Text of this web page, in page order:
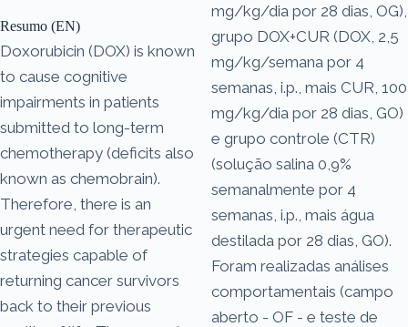
Resumo (EN)
Doxorubicin (DOX) is known
to cause cognitive
impairments in patients
submitted to long-term
chemotherapy (deficits also
known as chemobrain).
Therefore, there is an
urgent need for therapeutic
strategies capable of
returning cancer survivors
back to their previous
mg/kg/dia por 28 dias, OG),
grupo DOX+CUR (DOX, 2,5
mg/kg/semana por 4
semanas, i.p., mais CUR, 100
mg/kg/dia por 28 dias, GO)
e grupo controle (CTR)
(solução salina 0,9%
semanalmente por 4
semanas, i.p., mais água
destilada por 28 dias, GO).
Foram realizadas análises
comportamentais (campo
aberto - OF - e teste de